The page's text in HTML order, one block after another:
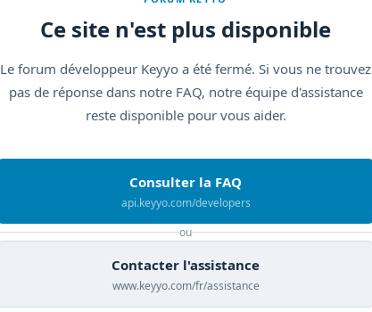
Ce site n'est plus disponible
Le forum développeur Keyyo a été fermé. Si vous ne trouvez
pas de réponse dans notre FAQ, notre équipe d'assistance
reste disponible pour vous aider.
Consulter la FAQ
api.keyyo.com/developers
ou
Contacter l'assistance
www.keyyo.com/fr/assistance